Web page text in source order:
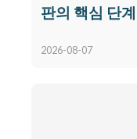
판의 핵심 단계
2026-08-07